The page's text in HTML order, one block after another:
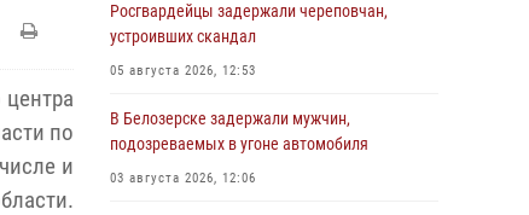
по
и
Росгвардейцы задержали череповчан,
устроивших скандал
05 августа 2026, 12:53
В Белозерске задержали мужчин,
подозреваемых в угоне автомобиля
03 августа 2026, 12:06